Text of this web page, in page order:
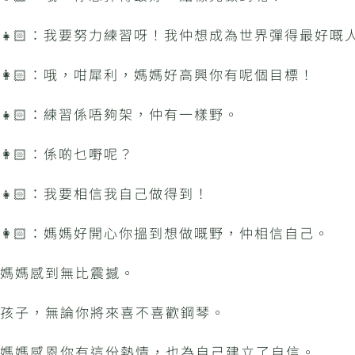
👧🏻：我要努力練習呀！我仲想成為世界彈得最好嘅
👩🏻：哦，咁犀利，媽媽好高興你有呢個目標！
👧🏻：練習係唔夠架，仲有一樣野。
👩🏻：係啲乜嘢呢？
👧🏻：我要相信我自己做得到！
👩🏻：媽媽好開心你搵到想做嘅野，仲相信自己。
媽媽感到無比震撼。
孩子，無論你將來喜不喜歡鋼琴。